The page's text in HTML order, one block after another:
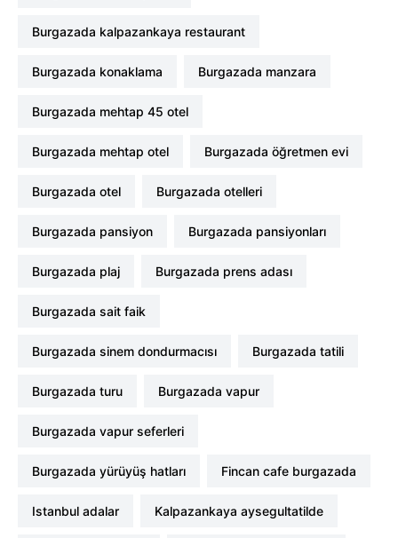
burgazada kalpazankaya restaurant
burgazada konaklama burgazada manzara
burgazada mehtap 45 otel
burgazada mehtap otel burgazada öğretmen evi
burgazada otel burgazada otelleri
burgazada pansiyon burgazada pansiyonları
burgazada plaj burgazada prens adası
burgazada sait faik
burgazada sinem dondurmacısı burgazada tatili
burgazada turu burgazada vapur
burgazada vapur seferleri
burgazada yürüyüş hatları fincan cafe burgazada
istanbul adalar kalpazankaya aysegultatilde